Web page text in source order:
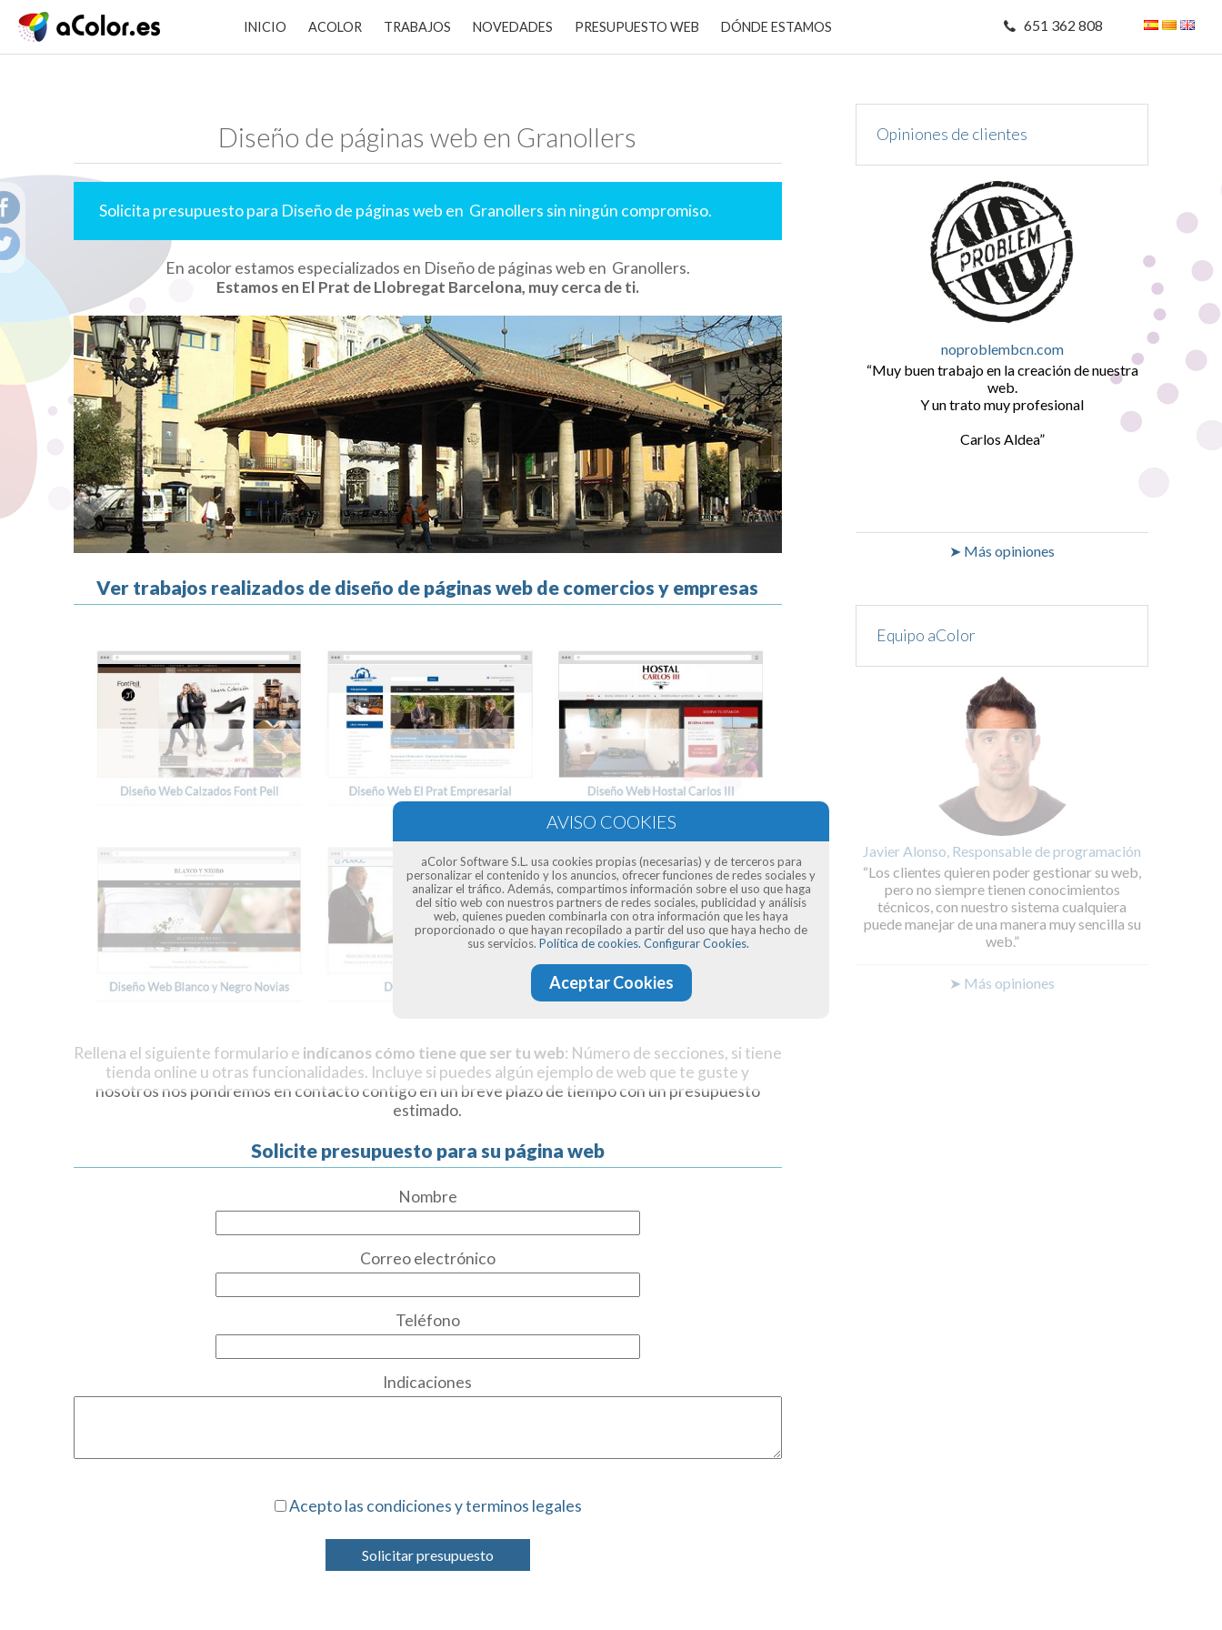
INICIO ACOLOR TRABAJOS NOVEDADES PRESUPUESTO WEB DÓNDE ESTAMOS 651 362 808
Diseño de páginas web en Granollers
Solicita presupuesto para Diseño de páginas web en Granollers sin ningún compromiso.
En acolor estamos especializados en Diseño de páginas web en Granollers.
Estamos en El Prat de Llobregat Barcelona, muy cerca de ti.
Ver trabajos realizados de diseño de páginas web de comercios y empresas
Rellena el siguiente formulario e indícanos cómo tiene que ser tu web: Número de secciones, si tiene
tienda online u otras funcionalidades. Incluye si puedes algún ejemplo de web que te guste y
nosotros nos pondremos en contacto contigo en un breve plazo de tiempo con un presupuesto
estimado.
Solicite presupuesto para su página web
Nombre
Correo electrónico
Teléfono
Indicaciones
Acepto las condiciones y terminos legales
Solicitar presupuesto
Opiniones de clientes
noproblembcn.com
Muy buen trabajo en la creación de nuestra
web.
Y un trato muy profesional
Carlos Aldea
➤ Más opiniones
Equipo aColor
Javier Alonso, Responsable de programación
Los clientes quieren poder gestionar su web,
pero no siempre tienen conocimientos
técnicos, con nuestro sistema cualquiera
puede manejar de una manera muy sencilla su
web.
➤ Más opiniones
aColor Software S.L. usa cookies propias (necesarias) y de terceros para
personalizar el contenido y los anuncios, ofrecer funciones de redes sociales y
analizar el tráfico. Además, compartimos información sobre el uso que haga
del sitio web con nuestros partners de redes sociales, publicidad y análisis
web, quienes pueden combinarla con otra información que les haya
proporcionado o que hayan recopilado a partir del uso que haya hecho de
sus servicios. Política de cookies. Configurar Cookies.
Aceptar Cookies